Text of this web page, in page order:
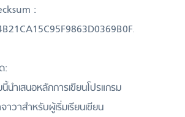
:
:
นำเสนอหลักการเขียนโปรแกรม
วาสำหรับผู้เริ่มเรียนเขียน